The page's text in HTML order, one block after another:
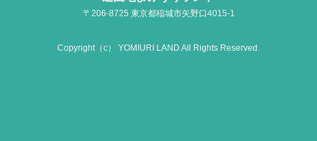
〒206-8725 東京都稲城市矢野口4015-1
Copyright（c） YOMIURI LAND All Rights Reserved.